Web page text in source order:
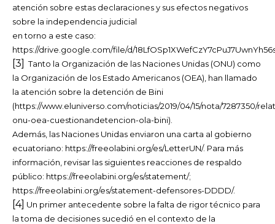
atención sobre estas declaraciones y sus efectos negativos
sobre la independencia judicial
en torno a este caso:
https://drive.google.com/file/d/
[3] Tanto la Organización de las Naciones Unidas (ONU) como
la Organización de los Estado Americanos (OEA), han llamado
la atención sobre la detención de Bini
(https://www.eluniverso.com/noticias/2019/04/15/nota/7287350/
onu-oea-cuestionandetencion-ola-bini).
Además, las Naciones Unidas enviaron una carta al gobierno
ecuatoriano: https://freeolabini.org/es/LetterUN/. Para más
información, revisar las siguientes reacciones de respaldo
público: https://freeolabini.org/es/statement/;
https://freeolabini.org/es/statement-defensores-DDDD/.
[4] Un primer antecedente sobre la falta de rigor técnico para
la toma de decisiones sucedió en el contexto de la